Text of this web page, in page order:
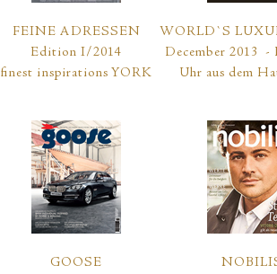
FEINE ADRESSEN
Edition I/2014
finest inspirations YORK
WORLD`S
December 2013 -
Uhr aus dem
GOOSE